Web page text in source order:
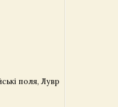
поля, Лувр